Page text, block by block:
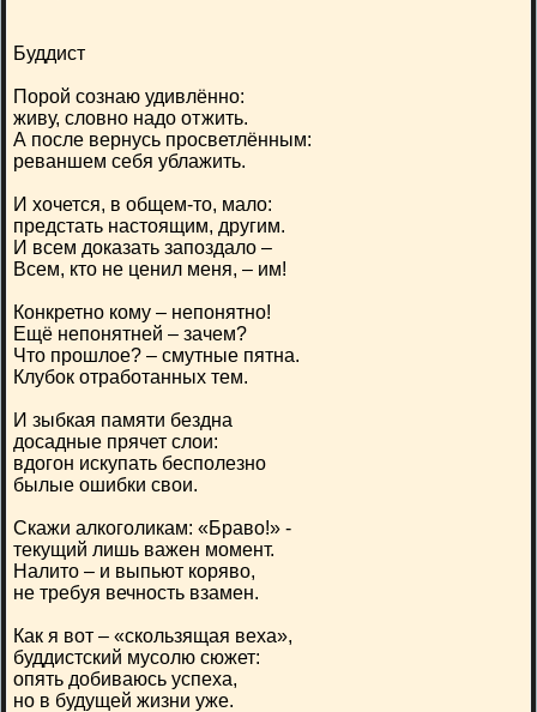
Буддист
Порой сознаю удивлённо:
живу, словно надо отжить.
А после вернусь просветлённым:
реваншем себя ублажить.
И хочется, в общем-то, мало:
предстать настоящим, другим.
И всем доказать запоздало –
Всем, кто не ценил меня, – им!
Конкретно кому – непонятно!
Ещё непонятней – зачем?
Что прошлое? – смутные пятна.
Клубок отработанных тем.
И зыбкая памяти бездна
досадные прячет слои:
вдогон искупать бесполезно
былые ошибки свои.
Скажи алкоголикам: «Браво!» -
текущий лишь важен момент.
Налито – и выпьют коряво,
не требуя вечность взамен.
Как я вот – «скользящая веха»,
буддистский мусолю сюжет:
опять добиваюсь успеха,
но в будущей жизни уже.